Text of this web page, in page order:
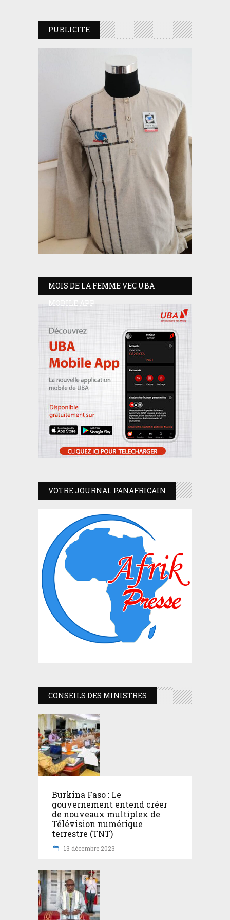
PUBLICITE
MOIS DE LA FEMME VEC UBA
MOBILE APP
VOTRE JOURNAL PANAFRICAIN
CONSEILS DES MINISTRES
Burkina Faso : Le
gouvernement entend créer
de nouveaux multiplex de
Télévision numérique
terrestre (TNT)
13 décembre 2023